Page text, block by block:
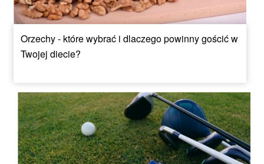
Orzechy - które wybrać i dlaczego powinny gościć w
Twojej diecie?